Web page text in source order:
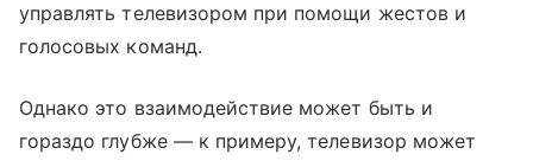
управлять телевизором при помощи жестов и
голосовых команд.
Однако это взаимодействие может быть и
гораздо глубже — к примеру, телевизор может